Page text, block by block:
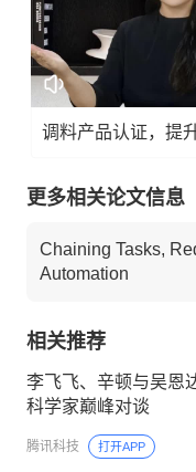
调料产品认证，提
更多相关论文信息
Chaining Tasks,
Automation
相关推荐
李飞飞、辛顿与吴恩
科学家巅峰对谈
腾讯科技 打开APP